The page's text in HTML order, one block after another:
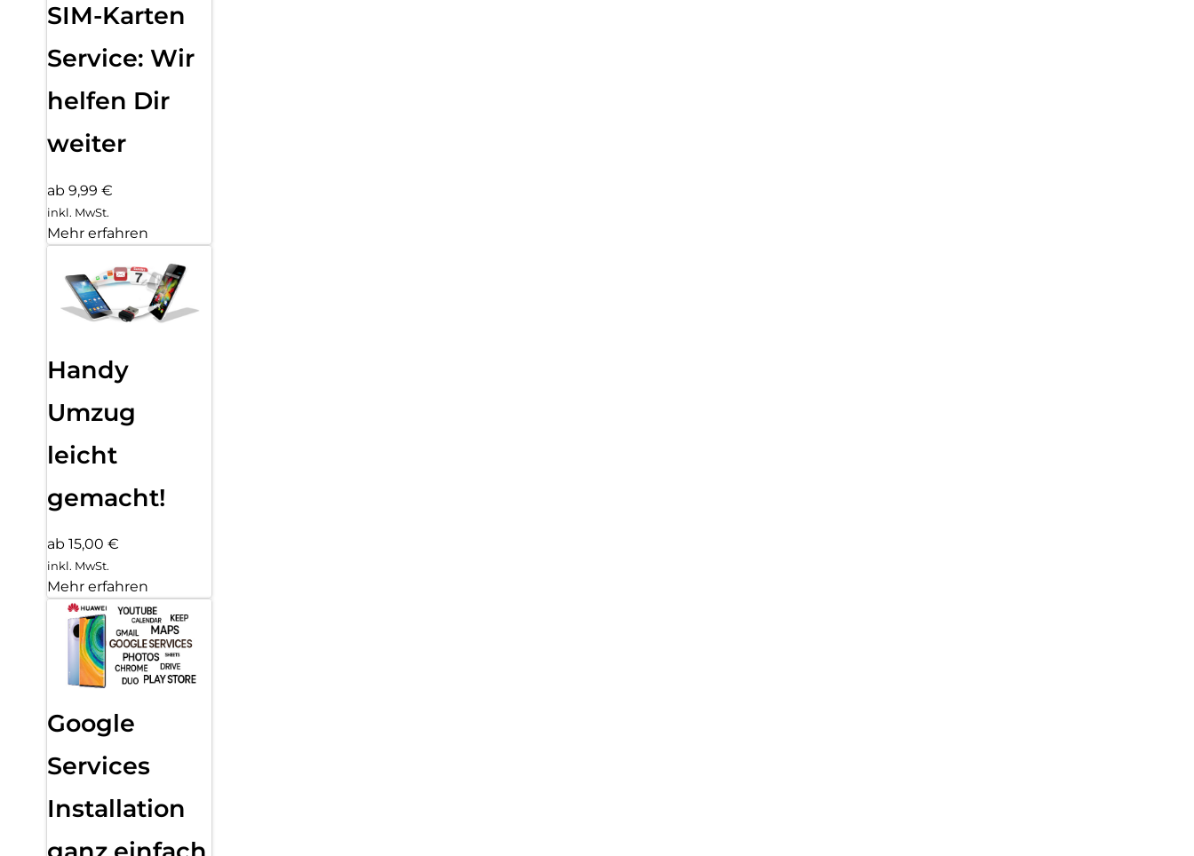
SIM-Karten
Service: Wir
helfen Dir
weiter
ab 9,99 €
inkl. MwSt.
Mehr erfahren
Handy
Umzug
leicht
gemacht!
ab 15,00 €
inkl. MwSt.
Mehr erfahren
Google
Services
Installation